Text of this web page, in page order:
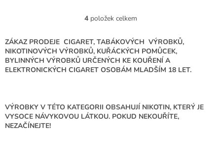
O
l
á
d
a
r
v
4položek celkem
ZÁKAZ PRODEJE CIGARET, TABÁKOVÝCH VÝROBKŮ,
NIKOTINOVÝCH VÝROBKŮ, KUŘÁCKÝCH POMŮCEK,
BYLINNÝCH VÝROBKŮ URČENÝCH KE KOUŘENÍ A
ELEKTRONICKÝCH CIGARET OSOBÁM MLADŠÍM 18 LET.
VÝROBKY V TÉTO KATEGORII OBSAHUJÍ NIKOTIN, KTERÝ JE
VYSOCE NÁVYKOVOU LÁTKOU. POKUD NEKOUŘÍTE,
NEZAČÍNEJTE!